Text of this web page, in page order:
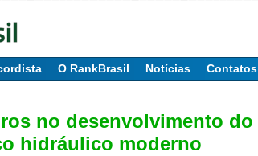
O RankBrasil Notícias Contatos
no desenvolvimento do
hidráulico moderno